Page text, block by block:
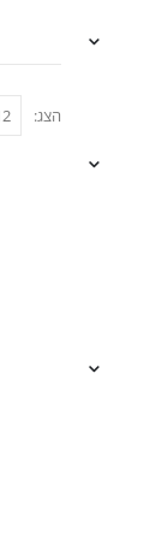
הצג: